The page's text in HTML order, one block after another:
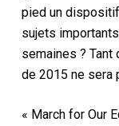
pied un
sujets
semaines ? Tant
de 2015 ne sera
« March for Our